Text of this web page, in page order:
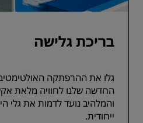
בריכת גלישה
גלו את ההרפתקה
החדשה שלנו לחוויה מלאת
והמלהיב נועד לדמות את גלי
ייחודית.